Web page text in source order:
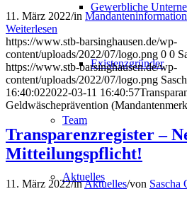
Gewerbliche
Existenzgründer
Team
Aktuelles
11. März 2022/in Mandanteninformation
Weiterlesen
https://www.stb-barsinghausen.de/wp-
content/uploads/2022/07/logo.png 0 0
https://www.stb-barsinghausen.de/wp-
content/uploads/2022/07/logo.png
16:40:022022-03-11 16:40:57
Geldwäscheprävention
Transparenzregister –
Mitteilungspflicht!
11. März 2022/inAktuelles/von Sascha